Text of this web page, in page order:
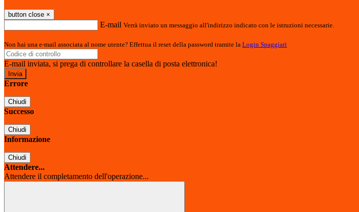
button close ×
E-mail Verrà inviato un messaggio all'indirizzo indicato con le istruzioni necessarie.
Non hai una e-mail associata al nome utente? Effettua il reset della password tramite la Login Spaggiari
E-mail inviata, si prega di controllare la casella di posta elettronica!
Errore
Chiudi
Successo
Chiudi
Informazione
Chiudi
Attendere...
Attendere il completamento dell'operazione...